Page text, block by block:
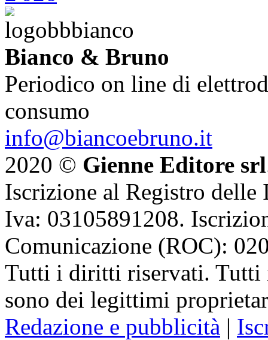
Bianco & Bruno
Periodico on line di
consumo
info@biancoebruno.it
2020 © Gienne Editore srl
Iscrizione al Registro delle
Iva: 03105891208.
Comunicazione (ROC):
Tutti i diritti riservati. Tutti
sono dei legittimi
Redazione e pubblicità |